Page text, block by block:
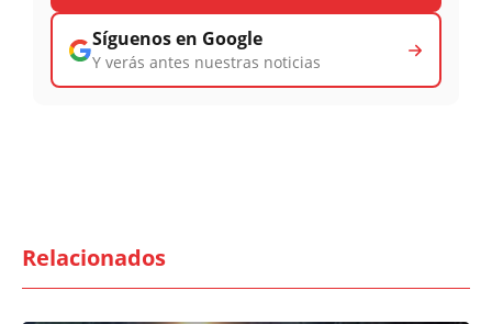
Síguenos en Google
Y verás antes nuestras noticias
Relacionados